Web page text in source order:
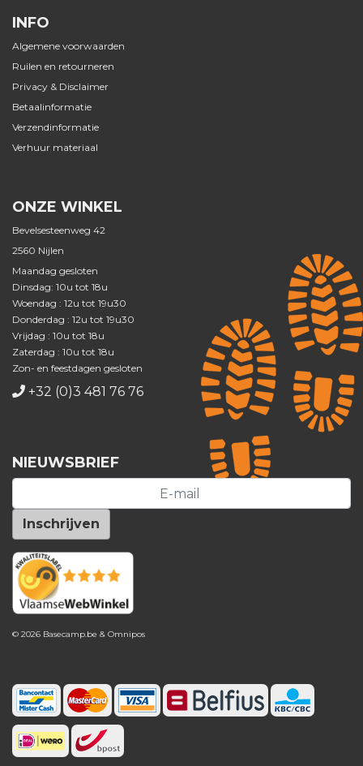
INFO
Algemene voorwaarden
Ruilen en retourneren
Privacy & Disclaimer
Betaalinformatie
Verzendinformatie
Verhuur materiaal
ONZE WINKEL
Bevelsesteenweg 42
2560 Nijlen
Maandag gesloten
Dinsdag: 10u tot 18u
Woendag : 12u tot 19u30
Donderdag : 12u tot 19u30
Vrijdag : 10u tot 18u
Zaterdag : 10u tot 18u
Zon- en feestdagen gesloten
+32 (0)3 481 76 76
NIEUWSBRIEF
© 2026 Basecamp.be & Omnipos